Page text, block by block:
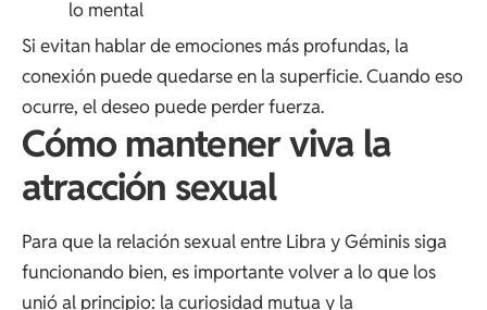
lo mental
Si evitan hablar de emociones más profundas, la
conexión puede quedarse en la superficie. Cuando eso
ocurre, el deseo puede perder fuerza.
Cómo mantener viva la
atracción sexual
Para que la relación sexual entre Libra y Géminis siga
funcionando bien, es importante volver a lo que los
unió al principio: la curiosidad mutua y la